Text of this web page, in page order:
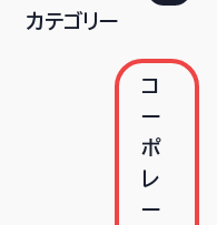
カテゴリー
コ
ー
ポ
レ
ー